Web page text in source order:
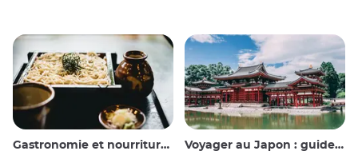
Gastronomie et nourriture japonaise Voyager au Japon : guide et conseils